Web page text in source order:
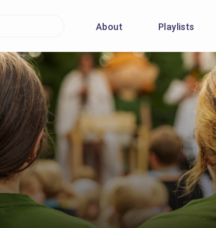
About Playlists